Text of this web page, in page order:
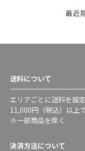
最近
送料について
エリアごとに送料を設
11,000円（税込）以上
※一部商品を除く
決済方法について